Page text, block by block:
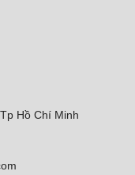
Hồ Chí Minh